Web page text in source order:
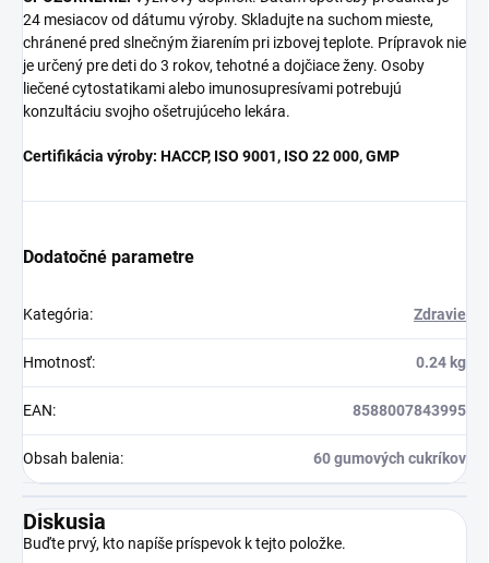
24 mesiacov od dátumu výroby. Skladujte na suchom mieste,
chránené pred slnečným žiarením pri izbovej teplote. Prípravok nie
je určený pre deti do 3 rokov, tehotné a dojčiace ženy. Osoby
liečené cytostatikami alebo imunosupresívami potrebujú
konzultáciu svojho ošetrujúceho lekára.
Certifikácia výroby: HACCP, ISO 9001, ISO 22 000, GMP
Dodatočné parametre
Kategória: Zdravie
Hmotnosť: 0.24 kg
EAN: 8588007843995
Obsah balenia: 60 gumových cukríkov
Diskusia
Buďte prvý, kto napíše príspevok k tejto položke.